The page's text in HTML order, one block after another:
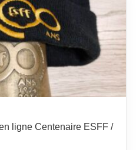
ligne Centenaire ESFF /